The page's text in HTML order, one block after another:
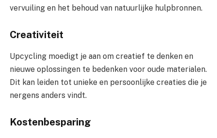
vervuiling en het behoud van natuurlijke hulpbronnen.
Creativiteit
Upcycling moedigt je aan om creatief te denken en
nieuwe oplossingen te bedenken voor oude materialen.
Dit kan leiden tot unieke en persoonlijke creaties die je
nergens anders vindt.
Kostenbesparing